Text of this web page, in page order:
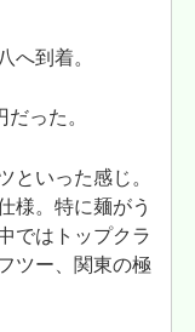
へ到着。
った。
といった感じ。
様。特に麺がう
ではトップクラ
ツー、関東の極